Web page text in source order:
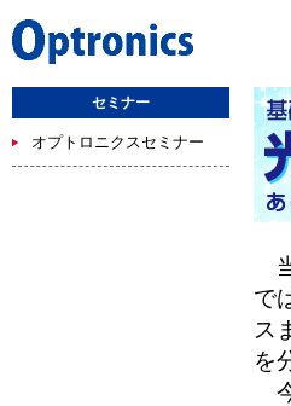
セミナー
オプトロニクスセミナー
で
ス
を